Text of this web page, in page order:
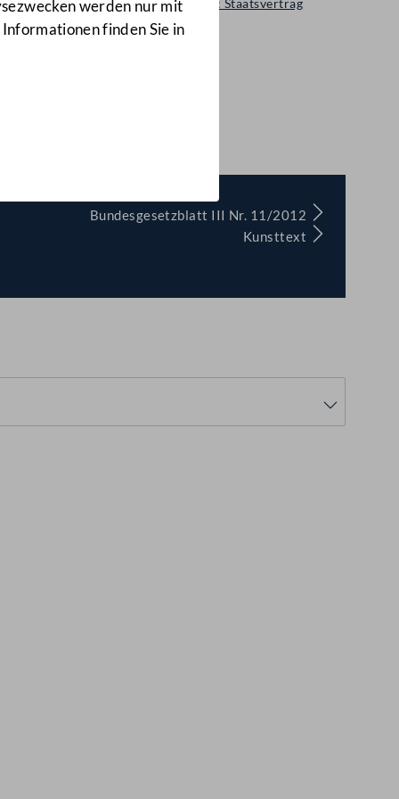
werden nur mit
finden Sie in
Regierungsvorlage: Staatsvertrag
402 d.B.
Bundesgesetzblatt III Nr. 11/2012
Kunsttext